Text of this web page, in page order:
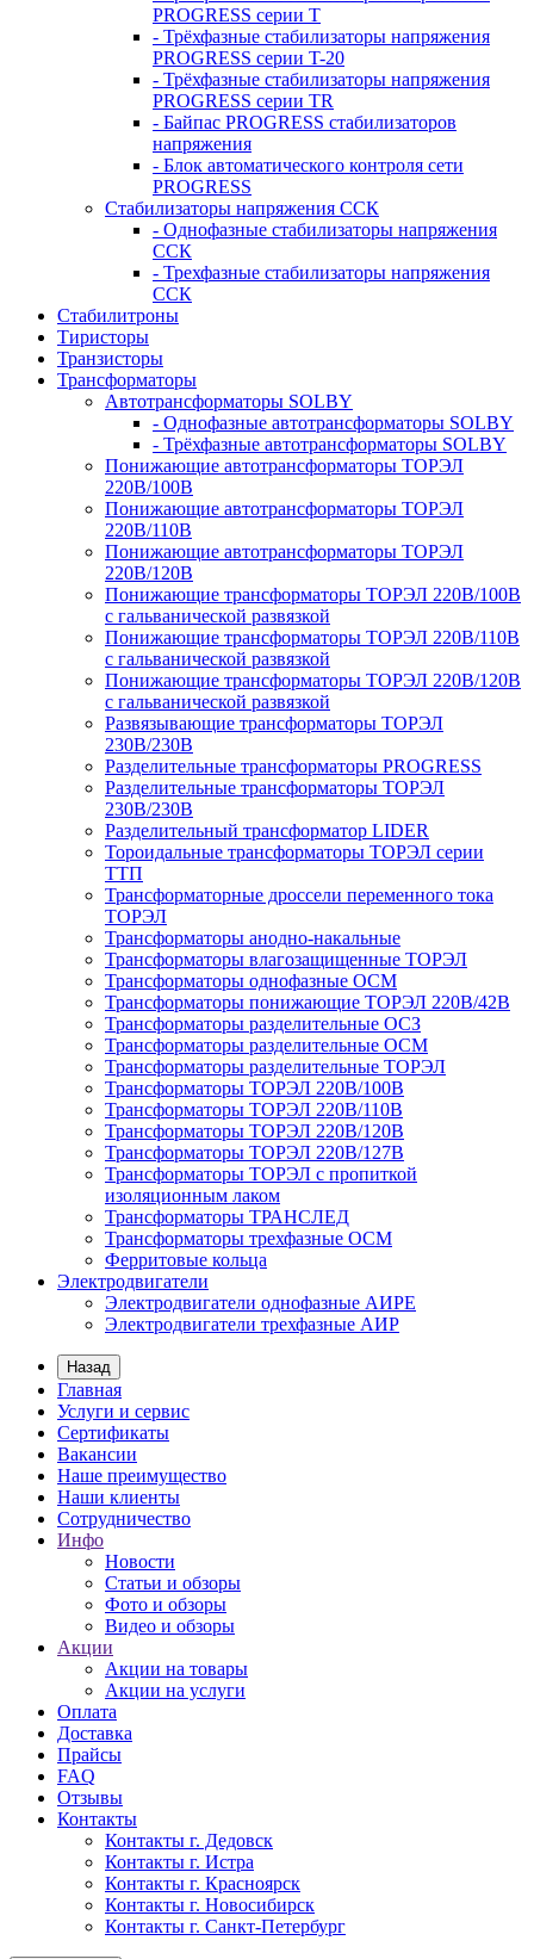
PROGRESS серии T
- Трёхфазные стабилизаторы напряжения
PROGRESS серии T-20
- Трёхфазные стабилизаторы напряжения
PROGRESS серии TR
- Байпас PROGRESS стабилизаторов
напряжения
- Блок автоматического контроля сети
PROGRESS
Стабилизаторы напряжения ССК
- Однофазные стабилизаторы напряжения
ССК
- Трехфазные стабилизаторы напряжения
ССК
Стабилитроны
Тиристоры
Транзисторы
Трансформаторы
Автотрансформаторы SOLBY
- Однофазные автотрансформаторы SOLBY
- Трёхфазные автотрансформаторы SOLBY
Понижающие автотрансформаторы ТОРЭЛ
220В/100В
Понижающие автотрансформаторы ТОРЭЛ
220В/110В
Понижающие автотрансформаторы ТОРЭЛ
220В/120В
Понижающие трансформаторы ТОРЭЛ 220В/100В
с гальванической развязкой
Понижающие трансформаторы ТОРЭЛ 220В/110В
с гальванической развязкой
Понижающие трансформаторы ТОРЭЛ 220В/120В
с гальванической развязкой
Развязывающие трансформаторы ТОРЭЛ
230В/230В
Разделительные трансформаторы PROGRESS
Разделительные трансформаторы ТОРЭЛ
230В/230В
Разделительный трансформатор LIDER
Тороидальные трансформаторы ТОРЭЛ серии
ТТП
Трансформаторные дроссели переменного тока
ТОРЭЛ
Трансформаторы анодно-накальные
Трансформаторы влагозащищенные ТОРЭЛ
Трансформаторы однофазные ОСМ
Трансформаторы понижающие ТОРЭЛ 220В/42В
Трансформаторы разделительные ОСЗ
Трансформаторы разделительные ОСМ
Трансформаторы разделительные ТОРЭЛ
Трансформаторы ТОРЭЛ 220В/100В
Трансформаторы ТОРЭЛ 220В/110В
Трансформаторы ТОРЭЛ 220В/120В
Трансформаторы ТОРЭЛ 220В/127В
Трансформаторы ТОРЭЛ с пропиткой
изоляционным лаком
Трансформаторы ТРАНСЛЕД
Трансформаторы трехфазные ОСМ
Ферритовые кольца
Электродвигатели
Электродвигатели однофазные АИРЕ
Электродвигатели трехфазные АИР
Назад
Главная
Услуги и сервис
Сертификаты
Вакансии
Наше преимущество
Наши клиенты
Сотрудничество
Инфо
Новости
Статьи и обзоры
Фото и обзоры
Видео и обзоры
Акции
Акции на товары
Акции на услуги
Оплата
Доставка
Прайсы
FAQ
Отзывы
Контакты
Контакты г. Дедовск
Контакты г. Истра
Контакты г. Красноярск
Контакты г. Новосибирск
Контакты г. Санкт-Петербург